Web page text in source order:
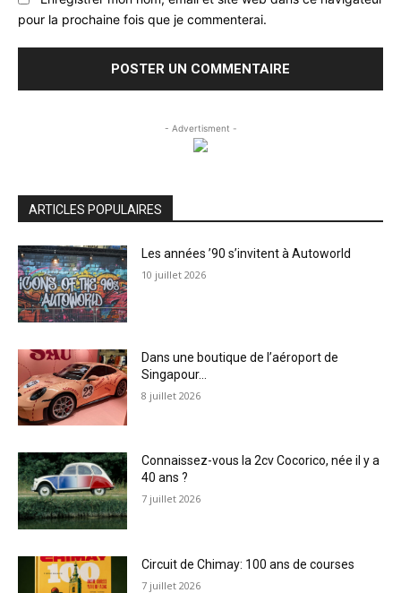
pour la prochaine fois que je commenterai.
- Advertisment -
ARTICLES POPULAIRES
Les années ’90 s’invitent à Autoworld
10 juillet 2026
Dans une boutique de l’aéroport de
Singapour…
8 juillet 2026
Connaissez-vous la 2cv Cocorico, née il y a
40 ans ?
7 juillet 2026
Circuit de Chimay: 100 ans de courses
7 juillet 2026